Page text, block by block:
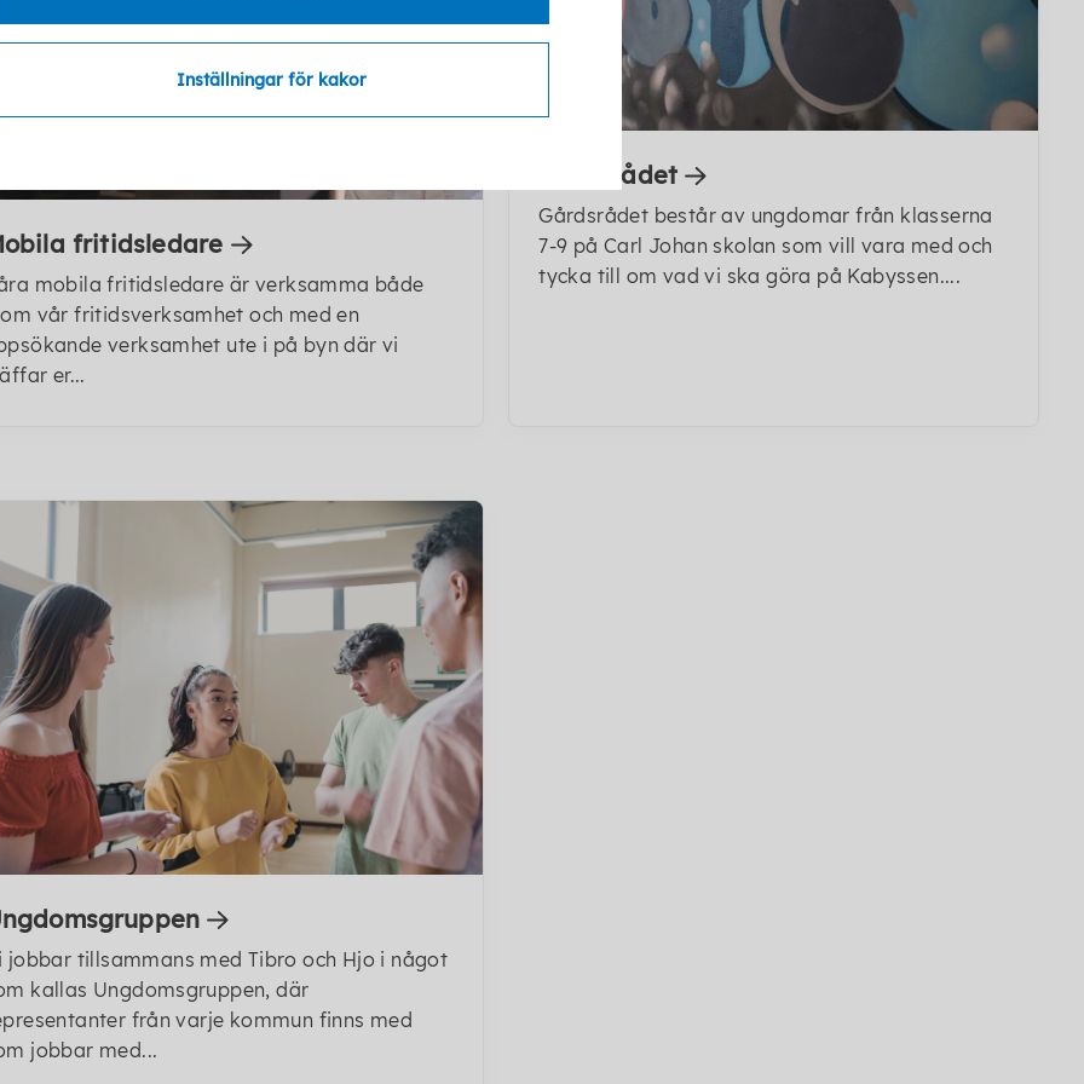
fritidsledare
mobila fritidsledare är verksamma både
vår fritidsverksamhet och med en
verksamhet ute i på byn där vi
er...
Gårdsrådet
Gårdsrådet består av ungdomar från klasserna
7-9 på Carl Johan skolan som vill vara med och
tycka till om vad vi ska göra på Kabyssen....
jobbar tillsammans med Tibro och Hjo i något
kallas Ungdomsgruppen, där
från varje kommun finns med
jobbar med...
Inställningar för kakor